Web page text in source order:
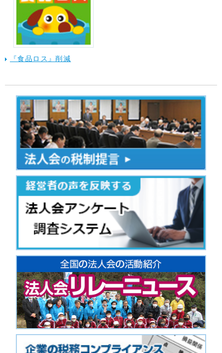
『食品ロス』削減